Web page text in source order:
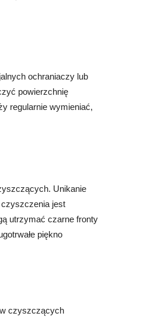
ochraniaczy lub
powierzchnię
regularnie wymieniać,
Unikanie
jest
utrzymać czarne fronty
piękno
czyszczących